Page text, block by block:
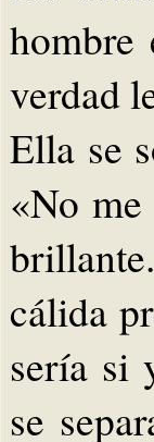
hombre
verdad
Ella se
«No
cálida
sería si
se